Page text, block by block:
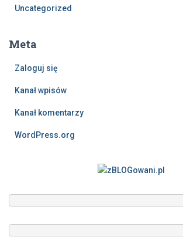
Uncategorized
Meta
Zaloguj się
Kanał wpisów
Kanał komentarzy
WordPress.org